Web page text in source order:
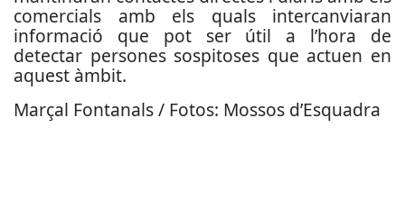
comercials amb els quals intercanviaran
informació que pot ser útil a l’hora de
detectar persones sospitoses que actuen en
aquest àmbit.
Marçal Fontanals / Fotos: Mossos d’Esquadra